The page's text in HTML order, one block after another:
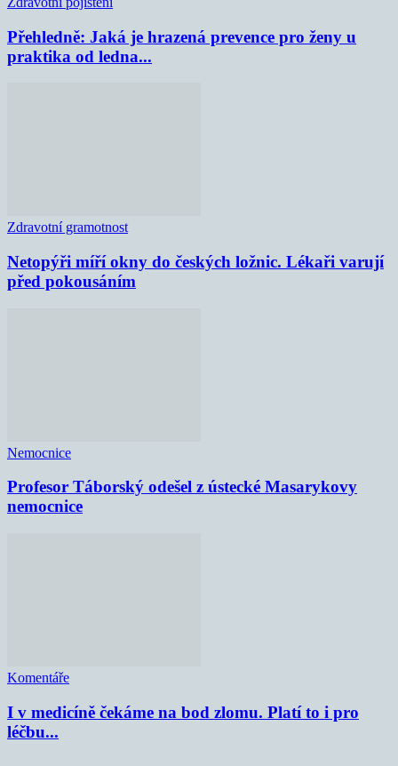
Přehledně: Jaká je hrazená prevence pro ženy u
praktika od ledna...
Zdravotní gramotnost
Netopýři míří okny do českých ložnic. Lékaři varují
před pokousáním
Nemocnice
Profesor Táborský odešel z ústecké Masarykovy
nemocnice
Komentáře
I v medicíně čekáme na bod zlomu. Platí to i pro
léčbu...